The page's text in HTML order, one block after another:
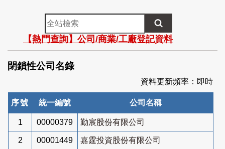
全
站
檢
索
【熱門查詢】公司/商業/工廠登記資料
閉鎖性公司名錄
資料更新頻率：即時
序號 統一編號 公司名稱
1 00000379 勤宸股份有限公司
2 00001449 嘉霆投資股份有限公司